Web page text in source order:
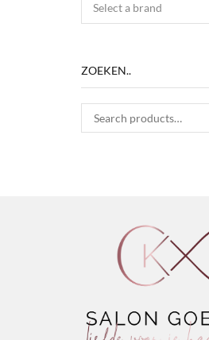
Select a brand
ZOEKEN..
Search for: